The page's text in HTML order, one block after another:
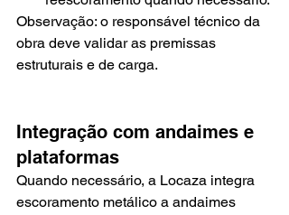
Observação: o responsável técnico da
obra deve validar as premissas
estruturais e de carga.
Integração com andaimes e
plataformas
Quando necessário, a Locaza integra
escoramento metálico a andaimes